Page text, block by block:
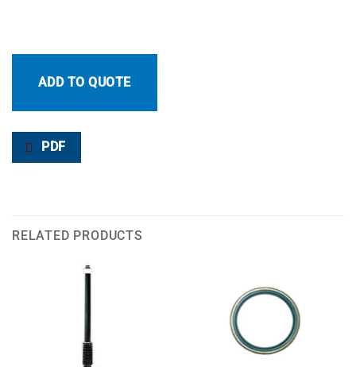
ADD TO QUOTE
PDF
RELATED PRODUCTS